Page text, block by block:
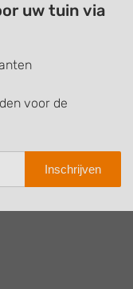
uw tuin via
voor de
Inschrijven